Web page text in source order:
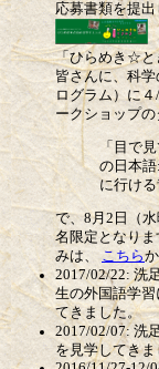
応募書類を提出
「ひらめき☆と
皆さんに、科
ログラム）に
ークショップ
「目で
の日本
に行け
で、8月2日（
名限定となり
みは、こちら
2017/02/22: 洗
生の外国語学
てきました。
2017/02/07: 洗
を見学してき